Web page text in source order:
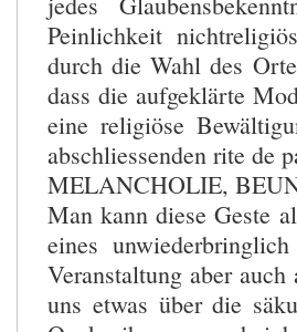
Peinlichkeit
durch die Wahl des
dass die aufgeklärte
eine religiöse
abschliessenden rite de
MELANCHOLIE,
Man kann diese Geste
eines
Veranstaltung aber
uns etwas über die